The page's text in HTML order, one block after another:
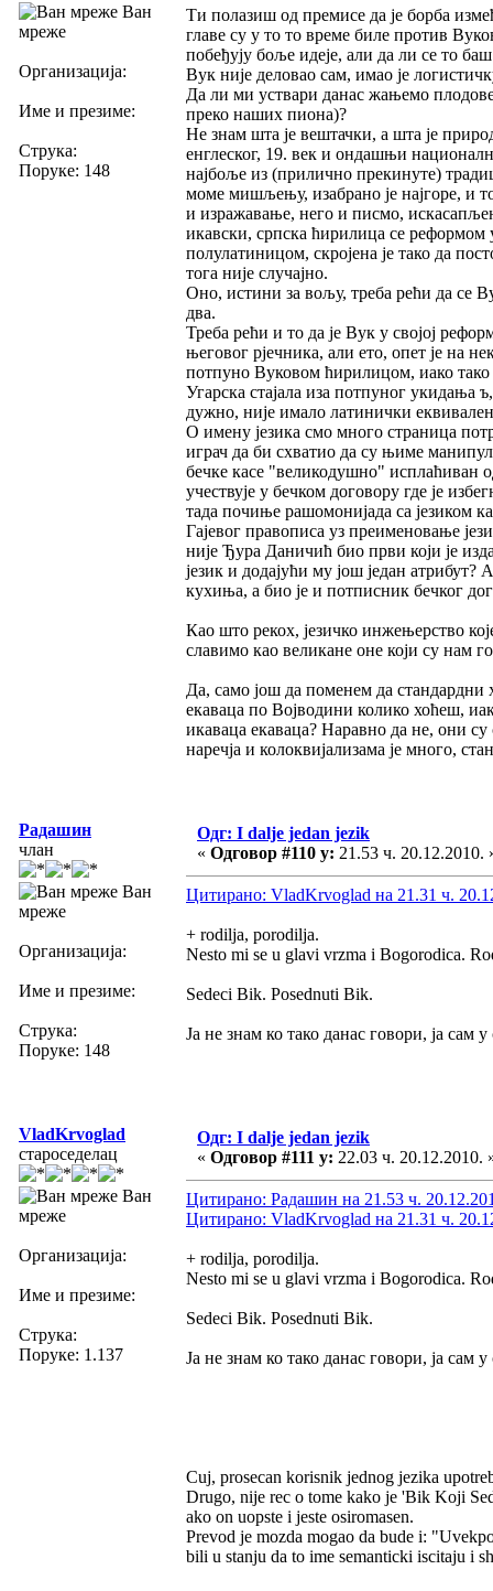
Ван
мреже
Организација:
Име и презиме:
Струка:
Поруке: 148
Ти полазиш од премисе да је борба
главе су у то то време биле против
побеђују боље идеје, али да ли се то
Вук није деловао сам, имао је
Да ли ми уствари данас жањемо
преко наших пиона)?
Не знам шта је вештачки, а шта је
енглеског, 19. век и ондашњи
најбоље из (прилично прекинуте)
моме мишљењу, изабрано је најгоре, и
и изражавање, него и писмо,
икавски, српска ћирилица се реформом
полулатиницом, скројена је тако да
тога није случајно.
Оно, истини за вољу, треба рећи да се
два.
Треба рећи и то да је Вук у својој
његовог рјечника, али ето, опет је на
потпуно Вуковом ћирилицом, иако тако
Угарска стајала иза потпуног укидања
дужно, није имало латинички
О имену језика смо много страница
играч да би схватио да су њиме
бечке касе "великодушно" исплаћиван
учествује у бечком договору где је
тада почиње рашомонијада са језиком
Гајевог правописа уз преименовање
није Ђура Даничић био први који је
језик и додајући му још један
кухиња, а био је и потписник бечког
Као што рекох, језичко инжењерство
славимо као великане оне који су нам
Да, само још да поменем да стандардни
екаваца по Војводини колико хоћеш,
икаваца екаваца? Наравно да не, они
наречја и колоквијализама је много,
Радашин
члан
Ван
мреже
Организација:
Име и презиме:
Струка:
Поруке: 148
Одг: I dalje jedan jezik
« Одговор #110 у: 21.53 ч. 20.12.2010.
Цитирано: VladKrvoglad на 21.31 ч.
+ rodilja, porodilja.
Nesto mi se u glavi vrzma i Bogorodica.
Sedeci Bik. Posednuti Bik.
Ја не знам ко тако данас говори, ја сам
VladKrvoglad
староседелац
Ван
мреже
Организација:
Име и презиме:
Струка:
Поруке: 1.137
Одг: I dalje jedan jezik
« Одговор #111 у: 22.03 ч. 20.12.2010.
Цитирано: Радашин на 21.53 ч.
Цитирано: VladKrvoglad на 21.31 ч.
+ rodilja, porodilja.
Nesto mi se u glavi vrzma i Bogorodica.
Sedeci Bik. Posednuti Bik.
Ја не знам ко тако данас говори, ја сам
Cuj, prosecan korisnik jednog jezika
Drugo, nije rec o tome kako je 'Bik Koji
ako on uopste i jeste osiromasen.
Prevod je mozda mogao da bude i:
bili u stanju da to ime semanticki iscitaju i